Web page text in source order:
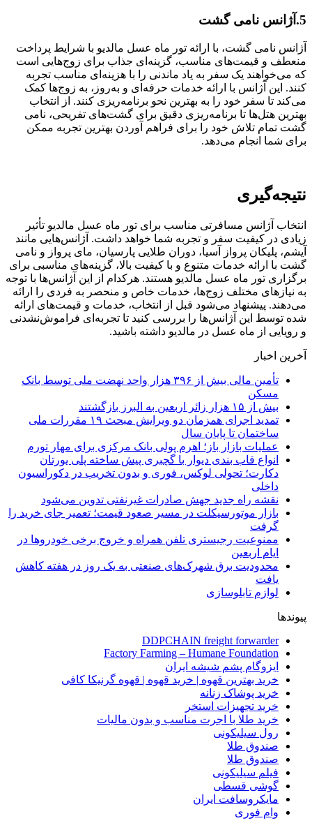
5.آژانس نامی گشت
آژانس نامی گشت، با ارائه تور ماه عسل مالدیو با شرایط پرداخت
منعطف و قیمت‌های مناسب، گزینه‌ای جذاب برای زوج‌هایی است
که می‌خواهند یک سفر به یاد ماندنی را با هزینه‌ای مناسب تجربه
کنند. این آژانس با ارائه خدمات حرفه‌ای و به‌روز، به زوج‌ها کمک
می‌کند تا سفر خود را به بهترین نحو برنامه‌ریزی کنند. از انتخاب
بهترین هتل‌ها تا برنامه‌ریزی دقیق برای گشت‌های تفریحی، نامی
گشت تمام تلاش خود را برای فراهم آوردن بهترین تجربه ممکن
برای شما انجام می‌دهد.
نتیجه‌گیری
انتخاب آژانس مسافرتی مناسب برای تور ماه عسل مالدیو تأثیر
زیادی در کیفیت سفر و تجربه شما خواهد داشت. آژانس‌هایی مانند
آیشم، پلیکان پرواز آسیا، دوران طلایی پارسیان، مای پرواز و نامی
گشت با ارائه خدمات متنوع و با کیفیت بالا، گزینه‌های مناسبی برای
برگزاری تور ماه عسل مالدیو هستند. هرکدام از این آژانس‌ها با توجه
به نیازهای مختلف زوج‌ها، خدمات خاص و منحصر به فردی را ارائه
می‌دهند. پیشنهاد می‌شود قبل از انتخاب، خدمات و قیمت‌های ارائه
شده توسط این آژانس‌ها را بررسی کنید تا تجربه‌ای فراموش‌نشدنی
و رویایی از ماه عسل در مالدیو داشته باشید.
آخرین اخبار
تأمین مالی بیش از ۳۹۶ هزار واحد نهضت ملی توسط بانک
مسکن
بیش از ۱۵ هزار زائر اربعین به البرز بازگشتند
تمدید اجرای همزمان دو ویرایش مبحث ۱۹ مقررات ملی
ساختمان تا پایان سال
عملیات بازار باز؛ اهرم پولی بانک مرکزی برای مهار تورم
انواع قاب بندی دیوار با گچبری پیش ساخته پلی یورتان
دکارت؛ تحولی لوکس، فوری و بدون تخریب در دکوراسیون
داخلی
نقشه راه جدید جهش صادرات غیرنفتی تدوین می‌شود
بازار موتورسیکلت در مسیر صعود قیمت؛ تعمیر جای خرید را
گرفت
ممنوعیت رجیستری تلفن همراه و خروج برخی خودروها در
ایام اربعین
محدودیت برق شهرک‌های صنعتی به یک روز در هفته کاهش
یافت
لوازم تابلوسازی
پیوندها
DDPCHAIN freight forwarder
Factory Farming – Humane Foundation
ایزوگام پشم شیشه ایران
خرید بهترین قهوه | خرید قهوه | قهوه گرنیکا کافی
خرید پوشاک زنانه
خرید تجهیزات استخر
خرید طلا با اجرت مناسب و بدون مالیات
رول سیلیکونی
صندوق طلا
صندوق طلا
فیلم سیلیکونی
گوشی قسطی
مایکروسافت ایران
وام فوری